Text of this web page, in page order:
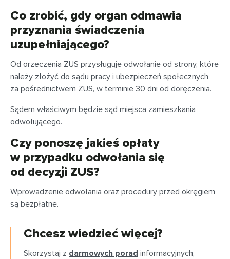
Co zrobić, gdy organ odmawia
przyznania świadczenia
uzupełniającego?
Od orzeczenia ZUS przysługuje odwołanie od strony, które
należy złożyć do sądu pracy i ubezpieczeń społecznych
za pośrednictwem ZUS, w terminie 30 dni od doręczenia.
Sądem właściwym będzie sąd miejsca zamieszkania
odwołującego.
Czy ponoszę jakieś opłaty
w przypadku odwołania się
od decyzji ZUS?
Wprowadzenie odwołania oraz procedury przed okręgiem
są bezpłatne.
Chcesz wiedzieć więcej?
Skorzystaj z darmowych porad informacyjnych,